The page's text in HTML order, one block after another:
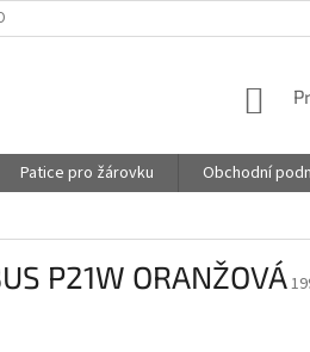
ÚDAJŮ
Patice pro žárovku Obchodní
P21W ORANŽOVÁ